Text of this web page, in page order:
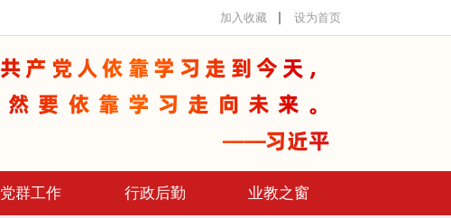
设为首页
加入收藏
党群工作 行政后勤 业教之窗